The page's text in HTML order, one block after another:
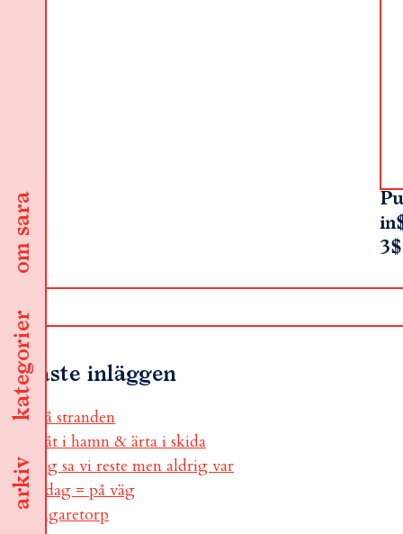
arkiv
kategorier
om sara
in
Senaste inläggen
på stranden
båt i hamn & ärta i skida
jag sa vi reste men aldrig var
i dag = på väg
sågaretorp